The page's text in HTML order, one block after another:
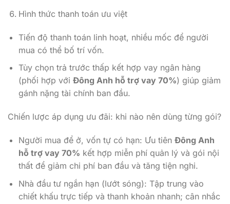
Hình thức thanh toán ưu việt
Tiến độ thanh toán linh hoạt, nhiều mốc để người
mua có thể bố trí vốn.
Tùy chọn trả trước thấp kết hợp vay ngân hàng
(phối hợp với Đông Anh hỗ trợ vay 70%) giúp giảm
gánh nặng tài chính ban đầu.
Chiến lược áp dụng ưu đãi: khi nào nên dùng từng gói?
Người mua để ở, vốn tự có hạn: Ưu tiên Đông Anh
hỗ trợ vay 70% kết hợp miễn phí quản lý và gói nội
thất để giảm chi phí ban đầu và tăng tiện nghi.
Nhà đầu tư ngắn hạn (lướt sóng): Tập trung vào
chiết khấu trực tiếp và thanh khoản nhanh; cân nhắc